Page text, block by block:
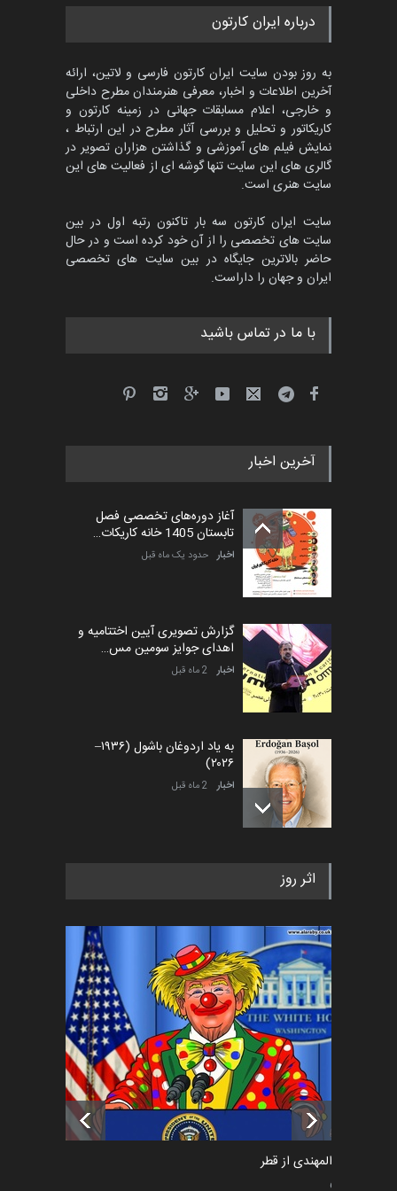
مسابقۀ بین‌المللی کارتون و
کاریکاتور «البغلی…
جشنواره بین‌المللی کارتون
مدارس پرتغال، ۲۰۲۷
مهلت 4 ماه دیگر
پنجمین مسابقۀ بین‌المللی
کارتون طنز «کلاه‌ای…
مهلت
درباره ایران کارتون
به روز بودن سایت ایران کارتون فارسی و لاتین، ارائه
آخرین اطلاعات و اخبار، معرفی هنرمندان مطرح داخلی
و خارجی، اعلام مسابقات جهانی در زمینه کارتون و
کاریکاتور و تحلیل و بررسی آثار مطرح در این ارتباط ،
نمایش فیلم های آموزشی و گذاشتن هزاران تصویر در
گالری های این سایت تنها گوشه ای از فعالیت های این
سایت هنری است.
سایت ایران کارتون سه بار تاکنون رتبه اول در بین
سایت های تخصصی را از آن خود کرده است و در حال
حاضر بالاترین جایگاه در بین سایت های تخصصی
ایران و جهان را داراست.
با ما در تماس باشید
آخرین اخبار
آغاز دوره‌های تخصصی فصل
تابستان 1405 خانه کاریکات…
اخبار حدود یک ماه قبل
گزارش تصویری آیین اختتامیه و
اهدای جوایز سومین مس…
اخبار 2 ماه قبل
به یاد اردوغان باشول (۱۹۳۶–
۲۰۲۶)
اخبار 2 ماه قبل
رویداد کارگاهی کارتون و پوستر
اخبار 5 ماه قبل
فراخوان رویداد کارگاهی کارتون و
پوستر "ایران سربل…
اخبار 6 ماه قبل
تسلیت به همکار | سهراب خیری
اخبار 6 ماه قبل
اثر روز
سعد المهندی از قطر
سیاسی